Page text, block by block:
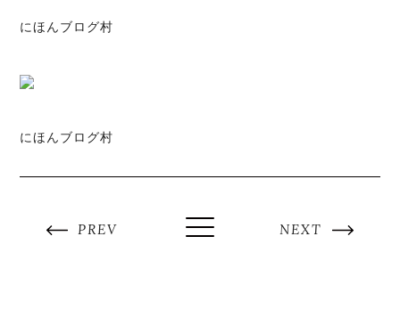
にほんブログ村
にほんブログ村
PREV NEXT